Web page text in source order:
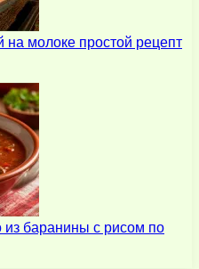
молоке простой рецепт
из баранины с рисом по